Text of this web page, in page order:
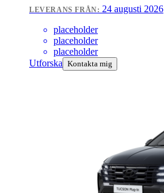
LEVERANS FRÅN: 24 augusti 2026
placeholder
placeholder
placeholder
Utforska Kontakta mig